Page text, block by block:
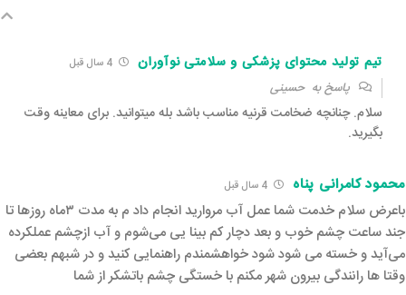
تیم تولید محتوای پزشکی و سلامتی نوآوران
پاسخ بهحسینی
سلام. چنانچه ضخامت قرنیه مناسب باشد بله میتوانید. برای معاینه وقت
بگیرید.
محمود کامرانی پناه
باعرض سلام خدمت شما عمل آب مروارید انجام داد م به مدت ۳ماه روزها تا
جند ساعت چشم خوب و بعد دچار کم بینا یی می‌شوم و آب ازچشم عملکرده
می‌آید و خسته می شود شود خواهشمندم راهنمایی کنید و در شبهم بعضی
وقتا ها رانندگی بیرون شهر مکنم با خستگی چشم باتشکر از شما